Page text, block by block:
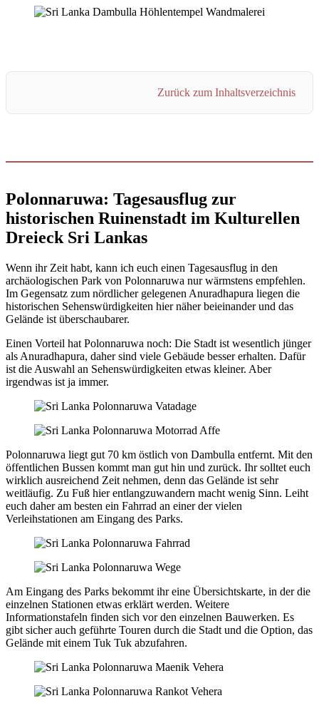
Zurück zum Inhaltsverzeichnis
Polonnaruwa: Tagesausflug zur
historischen Ruinenstadt im Kulturellen
Dreieck Sri Lankas
Wenn ihr Zeit habt, kann ich euch einen Tagesausflug in den
archäologischen Park von Polonnaruwa nur wärmstens empfehlen.
Im Gegensatz zum nördlicher gelegenen Anuradhapura liegen die
historischen Sehenswürdigkeiten hier näher beieinander und das
Gelände ist überschaubarer.
Einen Vorteil hat Polonnaruwa noch: Die Stadt ist wesentlich jünger
als Anuradhapura, daher sind viele Gebäude besser erhalten. Dafür
ist die Auswahl an Sehenswürdigkeiten etwas kleiner. Aber
irgendwas ist ja immer.
Polonnaruwa liegt gut 70 km östlich von Dambulla entfernt. Mit den
öffentlichen Bussen kommt man gut hin und zurück. Ihr solltet euch
wirklich ausreichend Zeit nehmen, denn das Gelände ist sehr
weitläufig. Zu Fuß hier entlangzuwandern macht wenig Sinn. Leiht
euch daher am besten ein Fahrrad an einer der vielen
Verleihstationen am Eingang des Parks.
Am Eingang des Parks bekommt ihr eine Übersichtskarte, in der die
einzelnen Stationen etwas erklärt werden. Weitere
Informationstafeln finden sich vor den einzelnen Bauwerken. Es
gibt sicher auch geführte Touren durch die Stadt und die Option, das
Gelände mit einem Tuk Tuk abzufahren.